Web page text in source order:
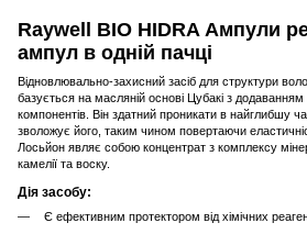
Raywell BIO HIDRA Ампули
ампул в одній пачці
Відновлювально-захисний засіб для структури
базується на масляній основі Цубакі з
компонентів. Він здатний проникати в найглибшу
зволожує його, таким чином повертаючи
Лосьйон являє собою концентрат з комплексу
камелії та воску.
Дія засобу:
Є ефективним протектором від хімічних